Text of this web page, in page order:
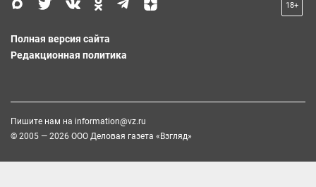
18+
Полная версия сайта
Редакционная политика
Пишите нам на information@vz.ru
© 2005 — 2026 ООО Деловая газета «Взгляд»